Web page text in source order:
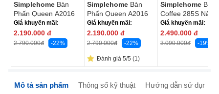
Simplehome Bàn
Phấn Queen A2016
Trắng
Giá khuyến mãi:
2.190.000 đ
2.790.000đ -22%
Simplehome Bàn
Phấn Queen A2016
Walnut
Giá khuyến mãi:
2.190.000 đ
2.790.000đ -22%
Đánh giá 5/5 (1)
Simplehome Bàn
Coffee 285S Nâu
Giá khuyến mãi:
2.490.000 đ
3.090.000đ -19%
Mô tả sản phẩm Thông số kỹ thuật Hướng dẫn sử dụng